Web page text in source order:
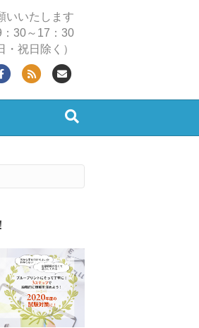
いいたします
30～17：30
・祝日除く）
o
a